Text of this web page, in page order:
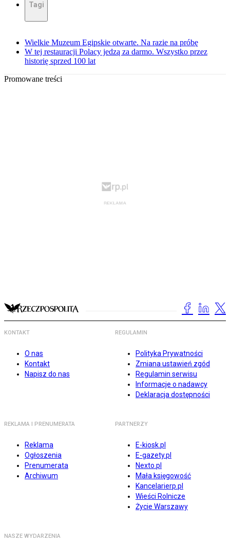
Tagi
Wielkie Muzeum Egipskie otwarte. Na razie na próbę
W tej restauracji Polacy jedzą za darmo. Wszystko przez
historię sprzed 100 lat
Promowane treści
KONTAKT
O nas
Kontakt
Napisz do nas
REGULAMIN
Polityka Prywatności
Zmiana ustawień zgód
Regulamin serwisu
Informacje o nadawcy
Deklaracja dostępności
REKLAMA I PRENUMERATA
Reklama
Ogłoszenia
Prenumerata
Archiwum
PARTNERZY
E-kiosk.pl
E-gazety.pl
Nexto.pl
Mała księgowość
Kancelarierp.pl
Wieści Rolnicze
Życie Warszawy
NASZE WYDARZENIA